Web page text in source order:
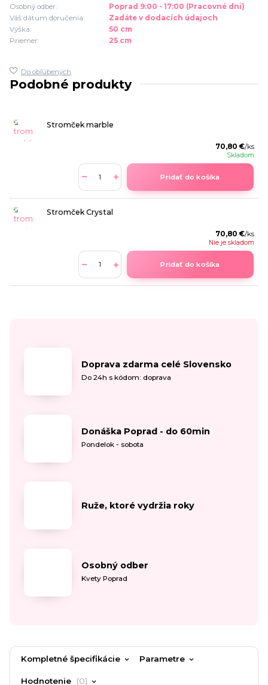
Osobný odber:
Poprad 9:00 - 17:00 (Pracovné dni)
Váš dátum doručenia:
Zadáte v dodacích údajoch
Výška:
50 cm
Priemer:
25 cm
Do obľúbených
Podobné produkty
Stromček marble
70,80 €/ks
Skladom
Pridať do košíka
Stromček Crystal
70,80 €/ks
Nie je skladom
Pridať do košíka
Doprava zdarma celé Slovensko
Do 24h s kódom: doprava
Donáška Poprad - do 60min
Pondelok - sobota
Ruže, ktoré vydržia roky
Osobný odber
Kvety Poprad
Kompletné špecifikácie Parametre
Hodnotenie 0